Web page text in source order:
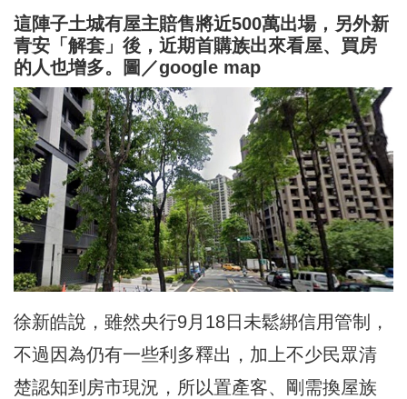
這陣子土城有屋主賠售將近500萬出場，另外新
青安「解套」後，近期首購族出來看屋、買房
的人也增多。圖／google map
徐新皓說，雖然央行9月18日未鬆綁信用管制，
不過因為仍有一些利多釋出，加上不少民眾清
楚認知到房市現況，所以置產客、剛需換屋族